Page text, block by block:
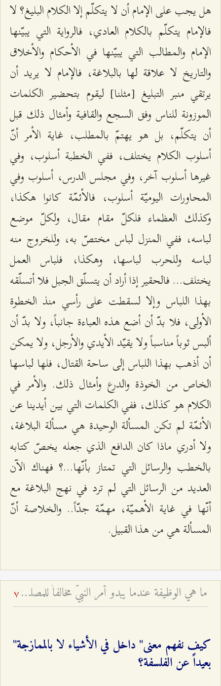
هل يجب على الإمام أن لا يتكلّم إلا الكلام البليغ؟ لا
فالإمام يتكلّم بالكلام العادي، فالرواية التي يبيّنها
الإمام والمطالب التي يبيّنها في الأحكام والأخلاق
والتاريخ لا علاقة لها بالبلاغة، فالإمام لا يريد أن
يرتقي منبر التبليغ [مثلنا] ليقوم بتحضير الكلمات
الموزونة للناس وفق السجع والقافية وأمثال ذلك قبل
أن يتكلّم، بل هو يهتمّ بالمطلب، غاية الأمر أنّ
أسلوب الكلام يختلف، ففي الخطبة أسلوب، وفي
غيرها أسلوب آخر، وفي مجلس الدرس، أسلوب وفي
المحاورات اليوميّة أسلوب، فالأئمّة كانوا هكذا،
وكذلك العظماء فلكلّ مقام مقال، ولكلّ موضع
لباسه، ففي المنزل لباس مختصّ به، وللخروج منه
لباسه وللحرب لباسها، وهكذا، فلباس العمل
يختلف... فالحقير إذا أراد أن يتسلّق الجبل فلا أتسلّقه
بهذا اللباس وإلا لسقطت على رأسي منذ الخطوة
الأولى، فلا بدّ أن أضع هذه العباءة جانباً، ولا بدّ أن
ألبس ثوباً مناسباً ولا يقيّد الأيدي والأرجل، ولا يمكن
أن أذهب بهذا اللباس إلى ساحة القتال، فلها لباسها
الخاص من الخوذة والدرع وأمثال ذلك. والأمر في
الكلام هو كذلك، ففي الكلمات التي بين أيدينا عن
الأئمّة لم تكن المسألة الوحيدة هي مسألة البلاغة،
ولا أدري ماذا كان الدافع الذي جعله يخصّ كتابه
بالخطب والرسائل التي تمتاز بأنّها...؟ فهناك الآن
العديد من الرسائل التي لم ترد في نهج البلاغة مع
أنّها في غاية الأهميّة، مهمّة جدّاً.. والخلاصة أنّ
المسألة هي من هذا القبيل.
ما هي الوظيفة عندما يبدو أمر النبيّ مخالفاً للمصلحة؟ 7
كيف نفهم معنى" داخل في الأشياء لا بالممازجة"
بعيداً عن الفلسفة؟